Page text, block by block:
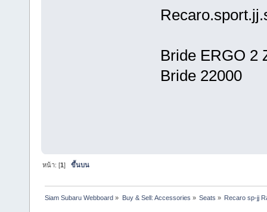
Bride ERGO 2
Bride 22000
หน้า: [1]ขึ้นบน
Siam Subaru Webboard » Buy & Sell: Accessories » Seats » Recaro sp-jj